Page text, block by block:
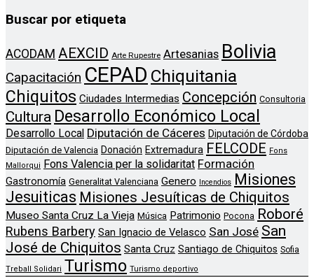
Buscar por etiqueta
ACODAM AEXCID Arte Rupestre Artesanias Bolivia
Capacitación CEPAD Chiquitania
Chiquitos Ciudades Intermedias Concepción Consultoria
Cultura Desarrollo Económico Local
Desarrollo Local Diputación de Cáceres Diputación de Córdoba
Diputación de Valencia Donación Extremadura FELCODE Fons
Mallorqui Fons Valencia per la solidaritat Formación
Gastronomía Generalitat Valenciana Genero Incendios Misiones
Jesuiticas Misiones Jesuíticas de Chiquitos
Museo Santa Cruz La Vieja Música Patrimonio Pocona Roboré
Rubens Barbery San Ignacio de Velasco San José San
José de Chiquitos Santa Cruz Santiago de Chiquitos Sofia
Treball Solidari Turismo Turismo deportivo